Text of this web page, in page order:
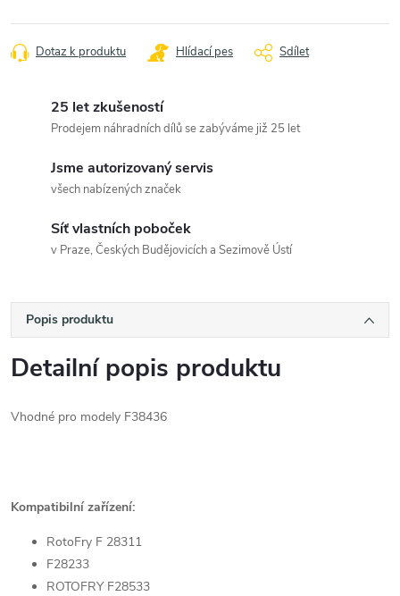
Dotaz k produktu Hlídací pes Sdílet
25 let zkušeností
Prodejem náhradních dílů se zabýváme již 25 let
Jsme autorizovaný servis
všech nabízených značek
Síť vlastních poboček
v Praze, Českých Budějovicích a Sezimově Ústí
Popis produktu
Detailní popis produktu
Vhodné pro modely F38436
Kompatibilní zařízení:
RotoFry F 28311
F28233
ROTOFRY F28533